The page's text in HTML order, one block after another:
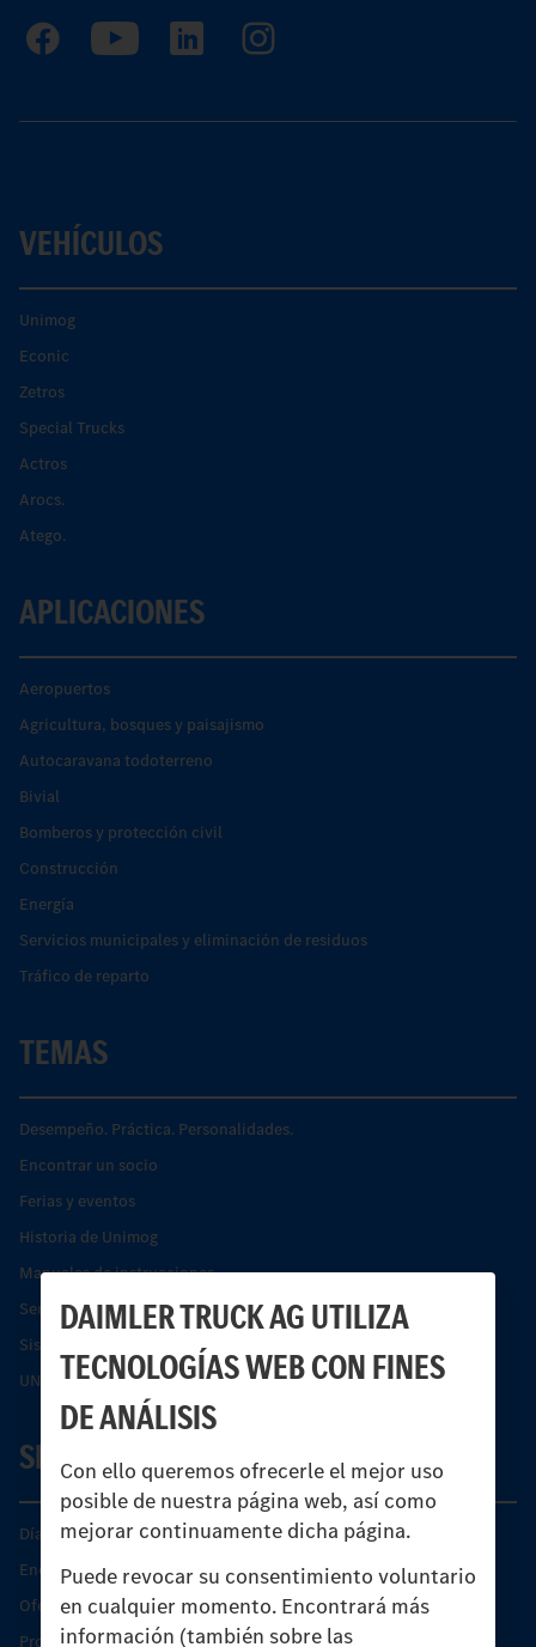
DAIMLER TRUCK AG UTILIZA
TECNOLOGÍAS WEB CON FINES
DE ANÁLISIS
Con ello queremos ofrecerle el mejor uso
posible de nuestra página web, así como
mejorar continuamente dicha página.
Puede revocar su consentimiento voluntario
en cualquier momento. Encontrará más
información (también sobre las
VEHÍCULOS
Unimog
Econic
Zetros
Special Trucks
Actros
Arocs.
Atego.
APLICACIONES
Aeropuertos
Agricultura, bosques y paisajismo
Autocaravana todoterreno
Bivial
Bomberos y protección civil
Construcción
Energía
Servicios municipales y eliminación de residuos
Tráfico de reparto
TEMAS
Desempeño. Práctica. Personalidades.
Encontrar un socio
Ferias y eventos
Historia de Unimog
Manuales de instrucciones
Servicios financieros
Sistemas de asistencia de seguridad Econic
UNI-TOUCH®
SERVICIO
Días de Servicio del Unimog
Encontrar un socio
Oferta de servicio del Unimog
Productos de piezas y servicio